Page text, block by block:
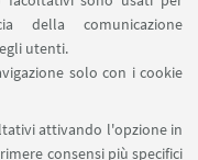
della comunicazione
utenti.
solo con i cookie
attivando l'opzione in
consensi più specifici